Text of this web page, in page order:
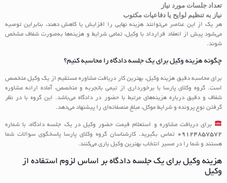
تعداد جلسات مورد نیاز
نیاز به تنظیم لوایح یا دفاعیات مکتوب
هر یک از این عناصر می‌توانند هزینه نهایی را افزایش یا کاهش دهند، بنابراین توصیه
می‌شود پیش از انعقاد قرارداد با وکیل، تمامی شرایط و هزینه‌ها به‌صورت شفاف مشخص
شوند.
چگونه هزینه وکیل برای یک جلسه دادگاه را محاسبه کنیم؟
برای محاسبه دقیق هزینه وکیل، بهترین کار دریافت مشاوره مستقیم از یک وکیل متخصص
است. گروه وکلای پارسا با برخورداری از تیمی باتجربه و متخصص، آماده ارائه مشاوره
شفاف و دقیق درباره هزینه‌های مرتبط با حضور در دادگاه می‌باشد. این گروه با در نظر
گرفتن نوع پرونده و شرایط موکل، مبلغ منصفانه‌ای را پیشنهاد می‌دهد.
برای دریافت مشاوره و استعلام قیمت حضور وکیل در یک جلسه دادگاه، با شماره
09124857572 تماس بگیرید. کارشناسان گروه وکلای پارسا پاسخگوی سوالات شما
هستند و شما را در مسیر انتخاب بهترین وکیل یاری می‌کنند.
هزینه وکیل برای یک جلسه دادگاه بر اساس لزوم استفاده از
وکیل